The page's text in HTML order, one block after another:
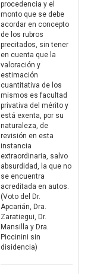
procedencia y el
monto que se debe
acordar en concepto
de los rubros
precitados, sin tener
en cuenta que la
valoración y
estimación
cuantitativa de los
mismos es facultad
privativa del mérito y
está exenta, por su
naturaleza, de
revisión en esta
instancia
extraordinaria, salvo
absurdidad, la que no
se encuentra
acreditada en autos.
(Voto del Dr.
Apcarián, Dra.
Zaratiegui, Dr.
Mansilla y Dra.
Piccinini sin
disidencia)